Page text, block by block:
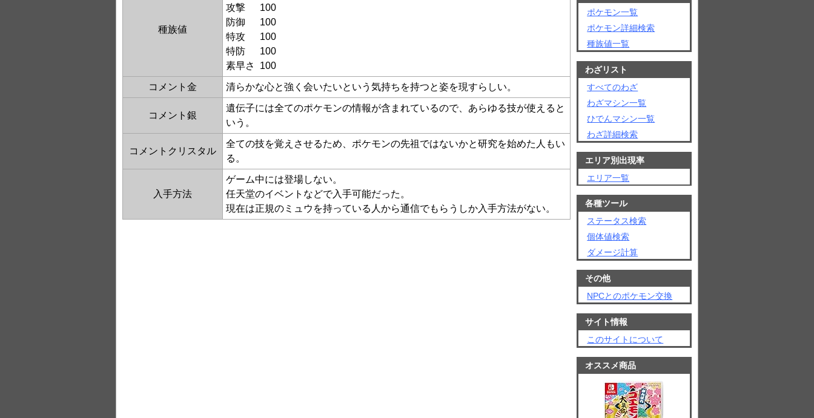
種族値
攻撃
100
防御
100
特攻
100
特防
100
素早さ
100
コメント金 清らかな心と強く会いたいという気持ちを持つと姿を現すらしい。
コメント銀
遺伝子には全てのポケモンの情報が含まれているので、あらゆる技が使えると
いう。
コメントクリスタル
全ての技を覚えさせるため、ポケモンの先祖ではないかと研究を始めた人もい
る。
入手方法
ゲーム中には登場しない。
任天堂のイベントなどで入手可能だった。
現在は正規のミュウを持っている人から通信でもらうしか入手方法がない。
ポケモン一覧
ポケモン詳細検索
種族値一覧
わざリスト
すべてのわざ
わざマシン一覧
ひでんマシン一覧
わざ詳細検索
エリア別出現率
エリア一覧
各種ツール
ステータス検索
個体値検索
ダメージ計算
その他
NPCとのポケモン交換
サイト情報
このサイトについて
オススメ商品